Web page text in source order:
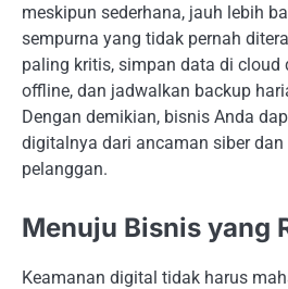
meskipun sederhana, jauh lebih
sempurna yang tidak pernah
paling kritis, simpan data di cloud
offline, dan jadwalkan backup
Dengan demikian, bisnis Anda
digitalnya dari ancaman siber
pelanggan.
Menuju Bisnis yang
Keamanan digital tidak harus